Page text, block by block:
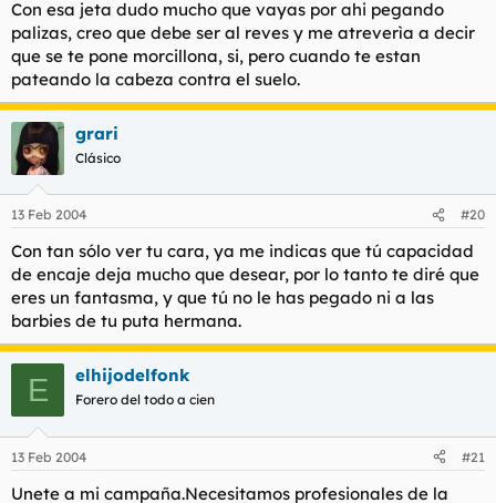
Con esa jeta dudo mucho que vayas por ahi pegando
palizas, creo que debe ser al reves y me atreverìa a decir
que se te pone morcillona, si, pero cuando te estan
pateando la cabeza contra el suelo.
grari
Clásico
13 Feb 2004 #20
Con tan sólo ver tu cara, ya me indicas que tú capacidad
de encaje deja mucho que desear, por lo tanto te diré que
eres un fantasma, y que tú no le has pegado ni a las
barbies de tu puta hermana.
E elhijodelfonk
Forero del todo a cien
13 Feb 2004 #21
Unete a mi campaña.Necesitamos profesionales de la